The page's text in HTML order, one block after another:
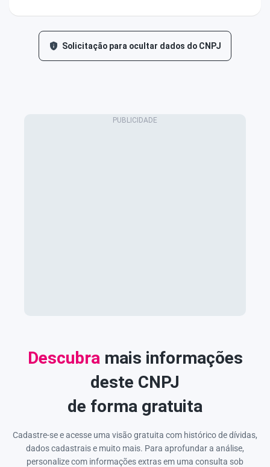
Solicitação para ocultar dados do CNPJ
Descubra mais informações
deste CNPJ
de forma gratuita
Cadastre-se e acesse uma visão gratuita com histórico de dívidas,
dados cadastrais e muito mais. Para aprofundar a análise,
personalize com informações extras em uma consulta sob